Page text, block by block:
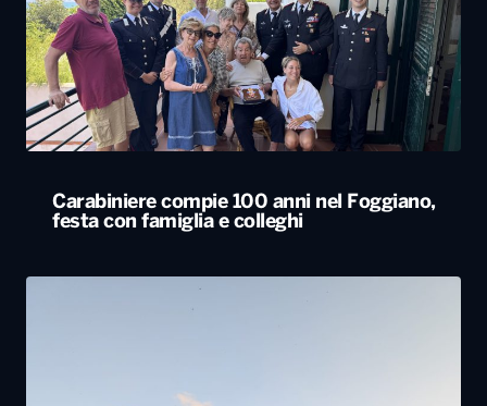
Carabiniere compie 100 anni nel Foggiano,
festa con famiglia e colleghi